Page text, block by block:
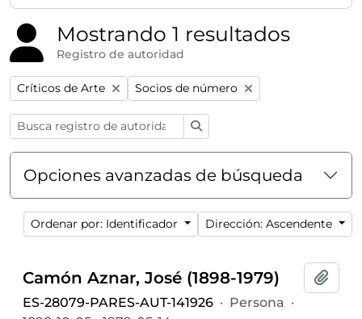
Mostrando 1 resultados
Registro de autoridad
Remove filter:
Críticos de Arte Remove filter:
Socios de número
Opciones avanzadas de búsqueda
Ordenar por: Identificador Dirección: Ascendente
Camón Aznar, José (1898-1979)
ES-28079-PARES-AUT-141926 · Persona ·